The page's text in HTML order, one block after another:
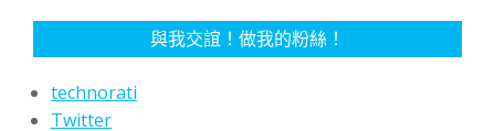
與我交誼！做我的粉絲！
technorati
Twitter